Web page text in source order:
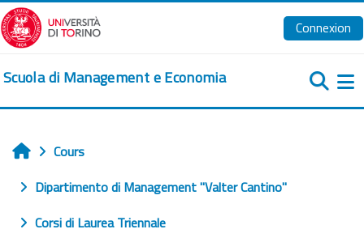
Passer au contenu principal
Connexion
Scuola di Management e Economia
Accueil
Cours
Dipartimento di Management "Valter Cantino"
Corsi di Laurea Triennale